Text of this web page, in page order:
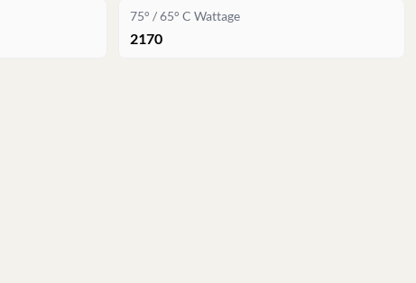
75° / 65° C Wattage
2170